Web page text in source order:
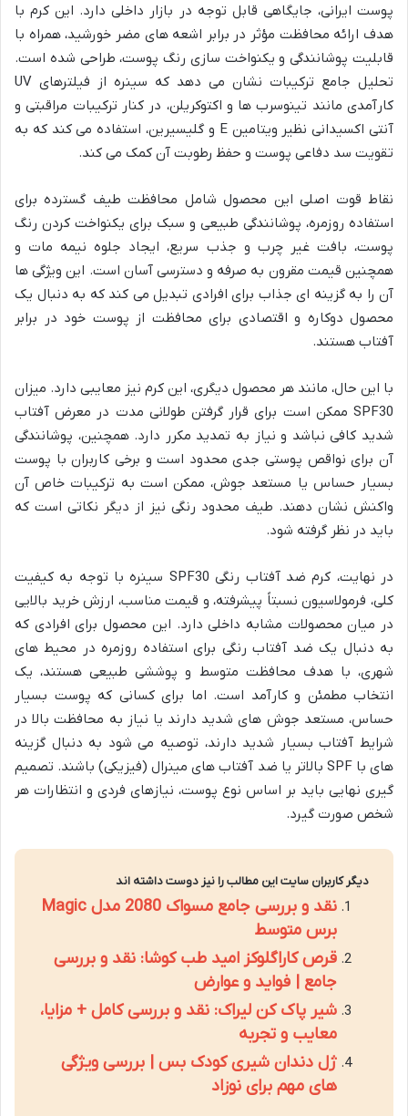
پوست ایرانی، جایگاهی قابل توجه در بازار داخلی دارد. این کرم با
هدف ارائه محافظت مؤثر در برابر اشعه های مضر خورشید، همراه با
قابلیت پوشانندگی و یکنواخت سازی رنگ پوست، طراحی شده است.
تحلیل جامع ترکیبات نشان می دهد که سینره از فیلترهای UV
کارآمدی مانند تینوسرب ها و اکتوکریلن، در کنار ترکیبات مراقبتی و
آنتی اکسیدانی نظیر ویتامین E و گلیسیرین، استفاده می کند که به
تقویت سد دفاعی پوست و حفظ رطوبت آن کمک می کند.
نقاط قوت اصلی این محصول شامل محافظت طیف گسترده برای
استفاده روزمره، پوشانندگی طبیعی و سبک برای یکنواخت کردن رنگ
پوست، بافت غیر چرب و جذب سریع، ایجاد جلوه نیمه مات و
همچنین قیمت مقرون به صرفه و دسترسی آسان است. این ویژگی ها
آن را به گزینه ای جذاب برای افرادی تبدیل می کند که به دنبال یک
محصول دوکاره و اقتصادی برای محافظت از پوست خود در برابر
آفتاب هستند.
با این حال، مانند هر محصول دیگری، این کرم نیز معایبی دارد. میزان
SPF30 ممکن است برای قرار گرفتن طولانی مدت در معرض آفتاب
شدید کافی نباشد و نیاز به تمدید مکرر دارد. همچنین، پوشانندگی
آن برای نواقص پوستی جدی محدود است و برخی کاربران با پوست
بسیار حساس یا مستعد جوش، ممکن است به ترکیبات خاص آن
واکنش نشان دهند. طیف محدود رنگی نیز از دیگر نکاتی است که
باید در نظر گرفته شود.
در نهایت، کرم ضد آفتاب رنگی SPF30 سینره با توجه به کیفیت
کلی، فرمولاسیون نسبتاً پیشرفته، و قیمت مناسب، ارزش خرید بالایی
در میان محصولات مشابه داخلی دارد. این محصول برای افرادی که
به دنبال یک ضد آفتاب رنگی برای استفاده روزمره در محیط های
شهری، با هدف محافظت متوسط و پوششی طبیعی هستند، یک
انتخاب مطمئن و کارآمد است. اما برای کسانی که پوست بسیار
حساس، مستعد جوش های شدید دارند یا نیاز به محافظت بالا در
شرایط آفتاب بسیار شدید دارند، توصیه می شود به دنبال گزینه
های با SPF بالاتر یا ضد آفتاب های مینرال (فیزیکی) باشند. تصمیم
گیری نهایی باید بر اساس نوع پوست، نیازهای فردی و انتظارات هر
شخص صورت گیرد.
دیگر کاربران سایت این مطالب را نیز دوست داشته اند
نقد و بررسی جامع مسواک 2080 مدل Magic
برس متوسط
قرص کاراگلوکز امید طب کوشا: نقد و بررسی
جامع | فواید و عوارض
شیر پاک کن لیراک: نقد و بررسی کامل + مزایا،
معایب و تجربه
ژل دندان شیری کودک بس | بررسی ویژگی
های مهم برای نوزاد